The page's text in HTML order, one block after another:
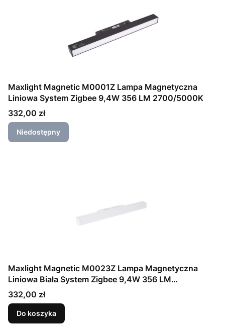
Maxlight Magnetic M0001Z Lampa Magnetyczna
Liniowa System Zigbee 9,4W 356 LM 2700/5000K
Cena
332,00 zł
Niedostępny
Maxlight Magnetic M0023Z Lampa Magnetyczna
Liniowa Biała System Zigbee 9,4W 356 LM
2700/5000K
Cena
332,00 zł
Do koszyka